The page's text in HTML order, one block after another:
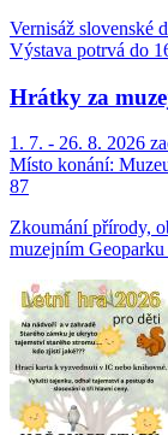
Vernisáž slovenské
Výstava potrvá do
Hrátky za
1. 7. - 26. 8. 2026
Místo konání:
87
Zkoumání přírody,
muzejním Geoparku